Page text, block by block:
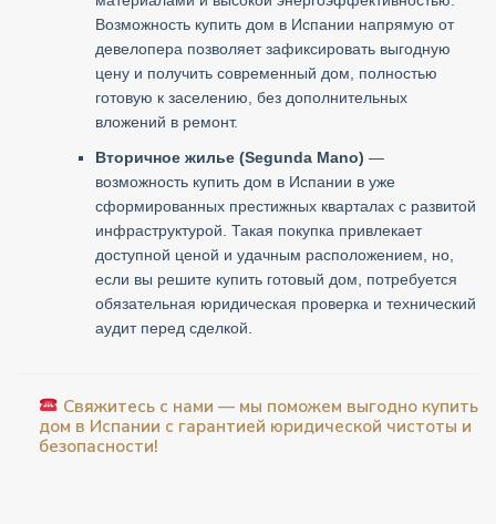
Возможность купить дом в Испании напрямую от
девелопера позволяет зафиксировать выгодную
цену и получить современный дом, полностью
готовую к заселению, без дополнительных
вложений в ремонт.
Вторичное жилье (Segunda Mano) —
возможность купить дом в Испании в уже
сформированных престижных кварталах с развитой
инфраструктурой. Такая покупка привлекает
доступной ценой и удачным расположением, но,
если вы решите купить готовый дом, потребуется
обязательная юридическая проверка и технический
аудит перед сделкой.
Свяжитесь с нами — мы поможем выгодно купить
дом в Испании с гарантией юридической чистоты и
безопасности!